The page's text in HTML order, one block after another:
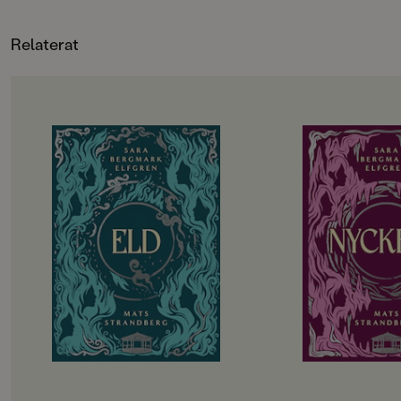
Relaterat
OM BOKEN
De utvalda ska börja andra året på
gymnasiet. Hela sommarlovet har
de hållit andan i väntan på
demonernas nästa drag. Men hotet
kommer från ett håll de aldrig
kunnat förutse. Det blir alltmer
uppenbart att något är väldigt,
väldigt fel i Engelsfors. Det
förflutna vävs ihop med nuet. De
levande möter de döda. De utvalda
knyts allt tätare till varandra och
påminns återigen om att magi inte
kan lindra olycklig kärlek eller laga
OM BOKEN
Det har gått drygt
tragedin i
gympasal. De
att återhämta sig
vänds upp och ner
besvaras.
Lojaliteter prövas.
att rinna ut och till
utvalda bara vara
Allt kommer att